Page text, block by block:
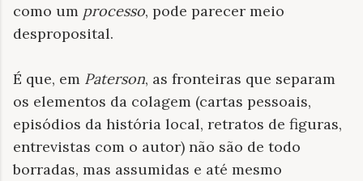
como um processo, pode parecer meio
desproposital.
É que, em Paterson, as fronteiras que separam
os elementos da colagem (cartas pessoais,
episódios da história local, retratos de figuras,
entrevistas com o autor) não são de todo
borradas, mas assumidas e até mesmo